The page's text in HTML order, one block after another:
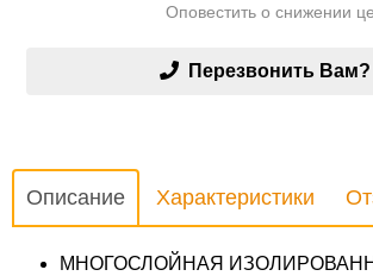
Оповестить о снижении
Перезвонить Вам?
Описание Характеристики
МНОГОСЛОЙНАЯ